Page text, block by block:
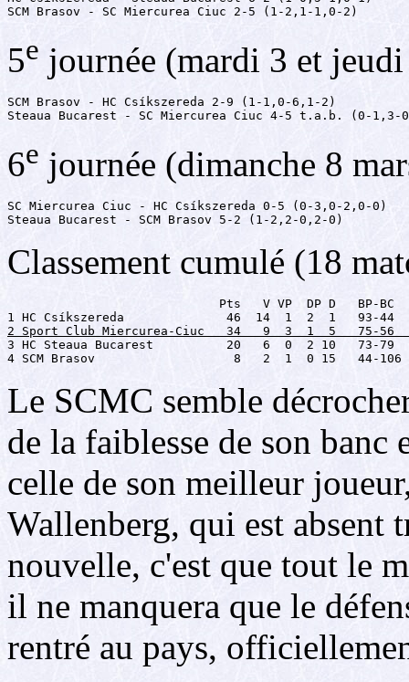
SCM Brasov - SC Miercurea Ciuc 2-5 (1-2,1-1,0-2)
5e journée (mardi 3 et
SCM Brasov - HC Csíkszereda 2-9 (1-1,0-6,1-2)
Steaua Bucarest - SC Miercurea Ciuc 4-5 t.a.b. (0-1,3-
6e journée (dimanche 8
SC Miercurea Ciuc - HC Csíkszereda 0-5 (0-3,0-2,0-0)
Steaua Bucarest - SCM Brasov 5-2 (1-2,2-0,2-0)
Classement cumulé (18
Pts   V VP  DP D   BP-BC
2 Sport Club Miercurea-Ciuc   34   9  3  1  5   75-56
3 HC Steaua Bucarest          20   6  0  2 10   73-79
4 SCM Brasov                   8   2  1  0 15   44-106
Le SCMC semble
de la faiblesse de son banc
celle de son meilleur
Wallenberg, qui est absent
nouvelle, c'est que tout le
il ne manquera que le
rentré au pays,